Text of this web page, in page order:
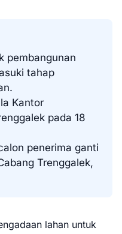
pembangunan
tahap
Kantor
pada 18
penerima ganti
Trenggalek,
lahan untuk